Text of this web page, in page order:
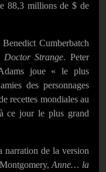
88,3 millions de $ de
Cumberbatch
Doctor Strange. Peter
joue « le plus
des personnages
recettes mondiales au
ce jour le plus grand
de la version
Anne… la